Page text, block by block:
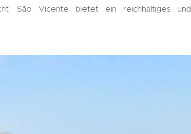
São Vicente bietet ein reichhaltiges und